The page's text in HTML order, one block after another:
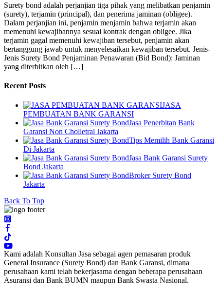
Surety bond adalah perjanjian tiga pihak yang melibatkan penjamin
(surety), terjamin (principal), dan penerima jaminan (obligee).
Dalam perjanjian ini, penjamin menjamin bahwa terjamin akan
memenuhi kewajibannya sesuai kontrak dengan obligee. Jika
terjamin gagal memenuhi kewajiban tersebut, penjamin akan
bertanggung jawab untuk menyelesaikan kewajiban tersebut. Jenis-
Jenis Surety Bond Penjaminan Penawaran (Bid Bond): Jaminan
yang diterbitkan oleh […]
Recent Posts
JASA
PEMBUATAN BANK GARANSI
Jasa Penerbitan Bank
Garansi Non Cholletral Jakarta
Tips Memilih Bank Garansi
Di Jakarta
Jasa Bank Garansi Surety
Bond Jakarta
Broker Surety Bond
Jakarta
Back To Top
Kami adalah Konsultan Jasa sebagai agen pemasaran produk
General Insurance (Surety Bond) dan Bank Garansi, dimana
perusahaan kami telah bekerjasama dengan beberapa perusahaan
Asuransi dan Bank BUMN maupun Bank Swasta Nasional.